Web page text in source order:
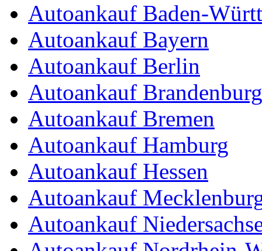
Autoankauf Baden-
Autoankauf Bayern
Autoankauf Berlin
Autoankauf Brandenburg
Autoankauf Bremen
Autoankauf Hamburg
Autoankauf Hessen
Autoankauf
Autoankauf